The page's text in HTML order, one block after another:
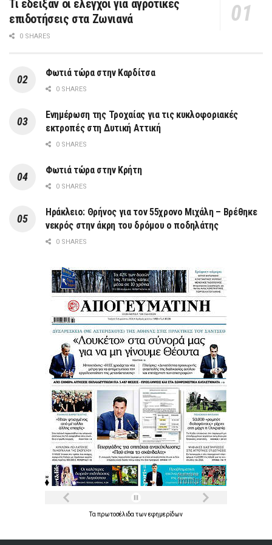
Τι έδειξαν οι έλεγχοι για αγροτικές
επιδοτήσεις στα Ζωνιανά
0 SHARES
Φωτιά τώρα στην Καρδίτσα
0 SHARES
Ενημέρωση της Τροχαίας για τις κυκλοφοριακές
εκτροπές στη Δυτική Αττική
0 SHARES
Φωτιά τώρα στην Κρήτη
0 SHARES
Ηράκλειο: Θρήνος για τον 55χρονο Μιχάλη – Βρέθηκε
νεκρός στην άκρη του δρόμου ο ποδηλάτης
0 SHARES
Τα πρωτοσέλιδα τωνεφημερίδων